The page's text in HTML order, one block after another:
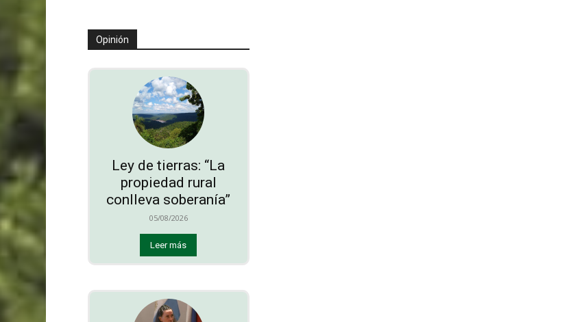
Opinión
Ley de tierras: “La
propiedad rural
conlleva soberanía”
05/08/2026
Leer más